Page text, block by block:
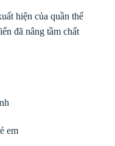
hiện của quần thể
đã nâng tầm chất
em